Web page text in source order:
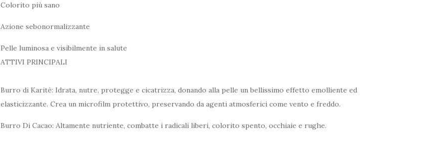
Colorito più sano
Azione sebonormalizzante
Pelle luminosa e visibilmente in salute
ATTIVI PRINCIPALI
Burro di Karitè: Idrata, nutre, protegge e cicatrizza, donando alla pelle un bellissimo effetto emolliente ed
elasticizzante. Crea un microfilm protettivo, preservando da agenti atmosferici come vento e freddo.
Burro Di Cacao: Altamente nutriente, combatte i radicali liberi, colorito spento, occhiaie e rughe.